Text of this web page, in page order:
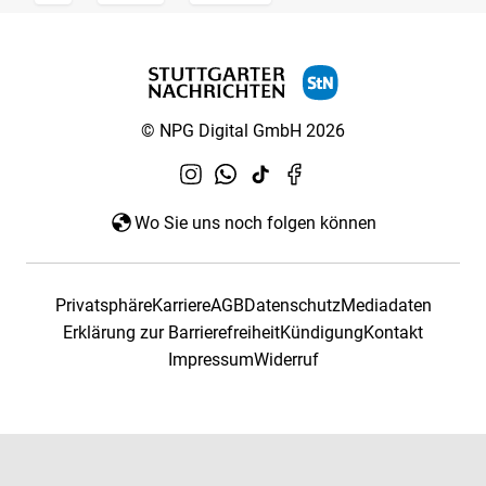
© NPG Digital GmbH 2026
Wo Sie uns noch folgen können
PrivatsphäreKarriereAGBDatenschutzMediadaten
Erklärung zur BarrierefreiheitKündigungKontakt
ImpressumWiderruf